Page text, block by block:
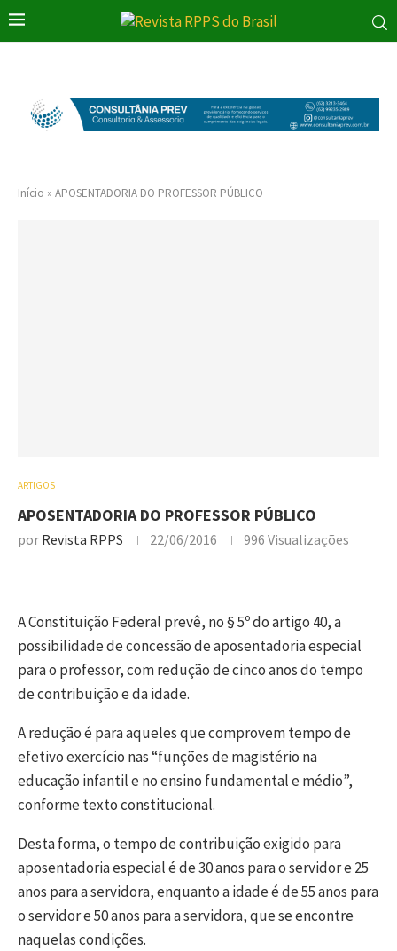
Início » APOSENTADORIA DO PROFESSOR PÚBLICO
ARTIGOS
APOSENTADORIA DO PROFESSOR PÚBLICO
por Revista RPPS 22/06/2016 996 Visualizações
A Constituição Federal prevê, no § 5º do artigo 40, a
possibilidade de concessão de aposentadoria especial
para o professor, com redução de cinco anos do tempo
de contribuição e da idade.
A redução é para aqueles que comprovem tempo de
efetivo exercício nas “funções de magistério na
educação infantil e no ensino fundamental e médio”,
conforme texto constitucional.
Desta forma, o tempo de contribuição exigido para
aposentadoria especial é de 30 anos para o servidor e 25
anos para a servidora, enquanto a idade é de 55 anos para
o servidor e 50 anos para a servidora, que se encontre
naquelas condições.